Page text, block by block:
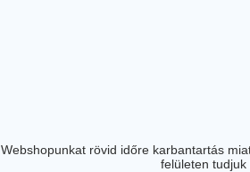
Webshopunkat rövid időre karbantartás
felületen tudjuk